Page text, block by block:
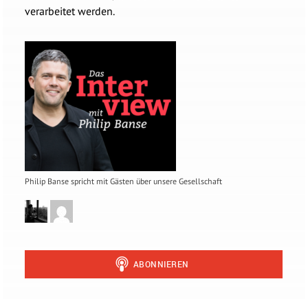
verarbeitet werden.
Philip Banse spricht mit Gästen über unsere Gesellschaft